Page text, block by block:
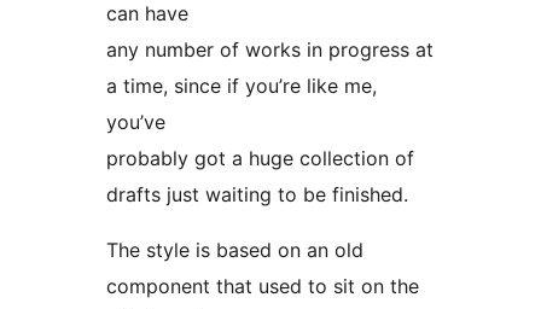
can have
any number of works in progress at
a time, since if you’re like me,
you’ve
probably got a huge collection of
drafts just waiting to be finished.
The style is based on an old
component that used to sit on the